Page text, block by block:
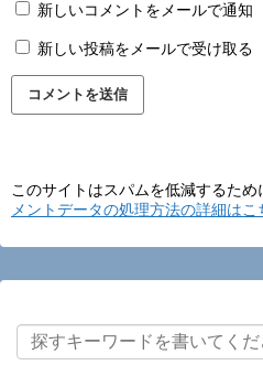
新しいコメントをメールで通知
新しい投稿をメールで受け取る
このサイトはスパムを低減するため
メントデータの処理方法の詳細は